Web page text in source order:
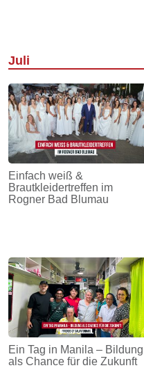
Juli
Einfach weiß &
Brautkleidertreffen im
Rogner Bad Blumau
Ein Tag in Manila – Bildung
als Chance für die Zukunft